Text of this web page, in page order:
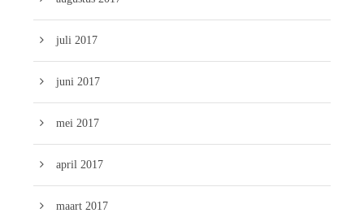
juli 2017
juni 2017
mei 2017
april 2017
maart 2017